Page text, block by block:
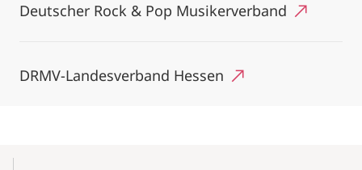
Deutscher Rock & Pop Musikerverband
DRMV-Landesverband Hessen